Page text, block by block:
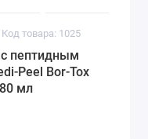
Код товара: 1025
пептидным
Peel Bor-Tox
мл